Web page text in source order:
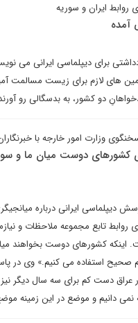
روابط ایران و سوریه
آمده
برای دیپلماسی ایرانی می
های لازم برای زیست مسالمت
دو کشور، به بدسگالی رو
وزارت امور خارجه با
کشورهای دوست میان ما و
دیپلماسی ایرانی درباره
تابع مجموعه ملاحظات و
اینکه کشورهای دوست بخواهند
صحیح استفاده می کنیم.» وی در
عراق دست کم برای سه سال دیگر
نمی دانیم و موضع در این زمینه